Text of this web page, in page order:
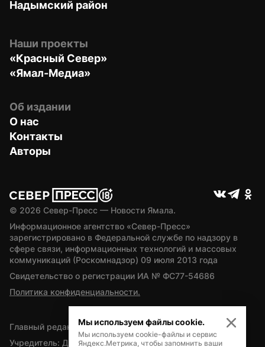
Надымский район
Наши проекты
«Красный Север»
«Ямал-Медиа»
Об издании
О нас
Контакты
Авторы
© 2026 Север-Пресс — Новости Ямала.
Информационное агентство «Север-Пресс»
зарегистрировано в Федеральной службе по надзору в
сфере связи, информационных технологий и массовых
коммуникаций (Роскомнадзор) 09 июля 2013 года
Свидетельство о регистрации ИА № ФС77-54686
Политика конфиденциальности.
Главный редактор — А.Л. Поздеев
Учредитель: Департамент внутренней политики Ямало-
Мы используем файлы cookie.
Мы используем cookie-файлы и сервис
Яндекс.Метрика, чтобы запомнить ваши